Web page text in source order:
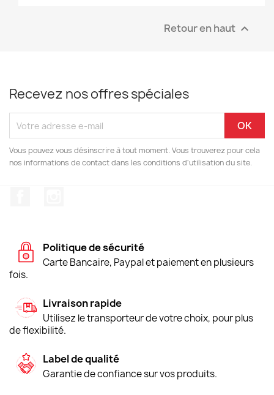
Retour en haut 
Recevez nos offres spéciales
Vous pouvez vous désinscrire à tout moment. Vous trouverez pour cela
nos informations de contact dans les conditions d'utilisation du site.
Politique de sécurité
Carte Bancaire, Paypal et paiement en plusieurs
fois.
Livraison rapide
Utilisez le transporteur de votre choix, pour plus
de flexibilité.
Label de qualité
Garantie de confiance sur vos produits.